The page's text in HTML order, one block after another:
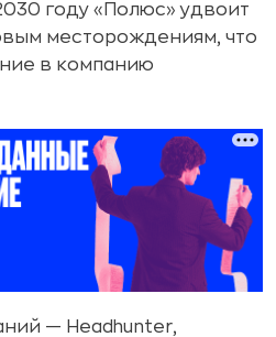
году «Полюс» удвоит
месторождениям, что
в компанию
— Headhunter,